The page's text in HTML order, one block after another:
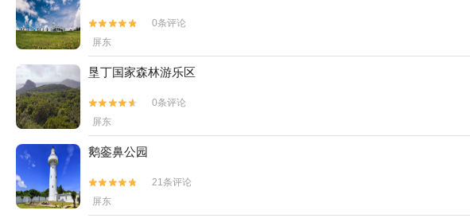


0条评论
屏东
垦丁国家森林游乐区


0条评论
屏东
鹅銮鼻公园


21条评论
屏东